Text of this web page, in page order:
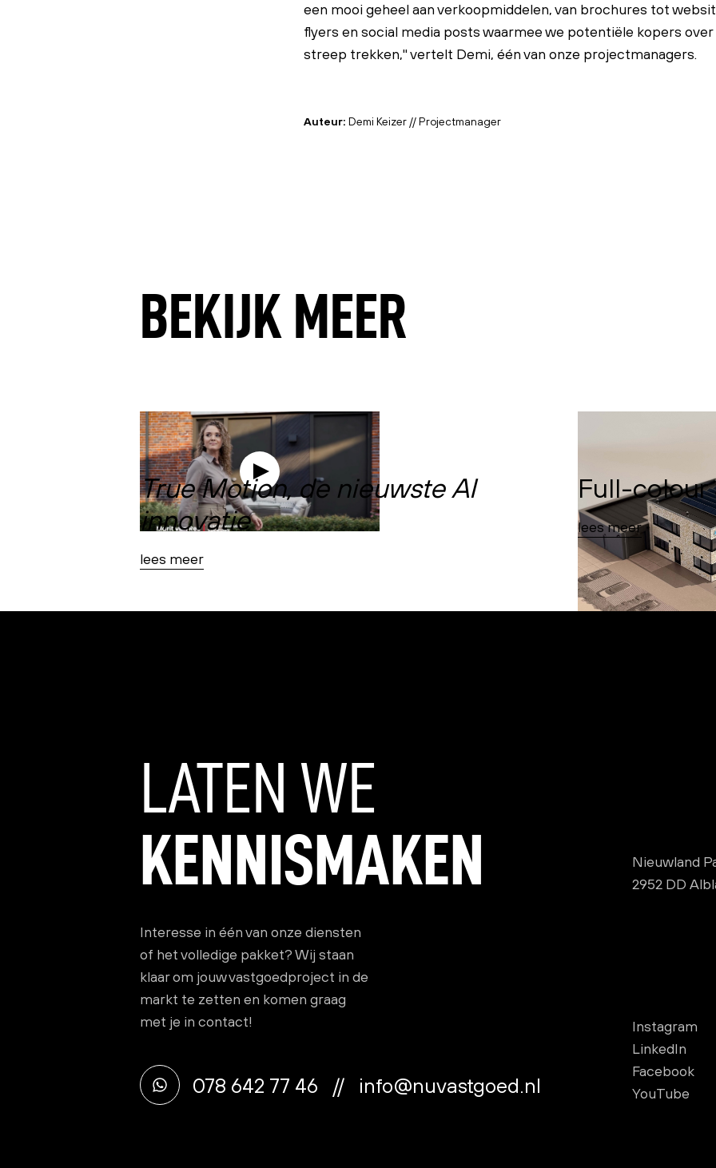
een mooi geheel aan verkoopmiddelen, van brochures tot
flyers en social media posts waarmee we potentiële kopers over
streep trekken," vertelt Demi, één van onze projectmanagers.
Auteur: Demi Keizer // Projectmanager
BEKIJK MEER
07 April 2026
True Motion, de nieuwste AI
innovatie
lees meer
Full-colour
lees meer
LATEN WE
KENNISMAKEN
Nieuwland
2952 DD
Interesse in één van onze diensten
of het volledige pakket? Wij staan
klaar om jouw vastgoedproject in de
markt te zetten en komen graag
met je in contact!
078 642 77 46 // info@nuvastgoed.nl
Instagram
LinkedIn
Facebook
YouTube